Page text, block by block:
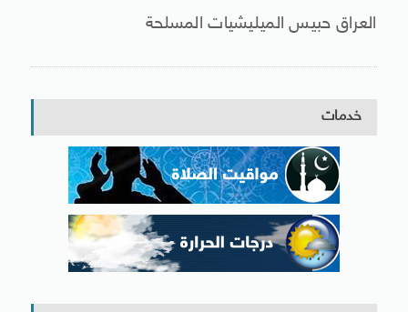
العراق حبيس الميليشيات المسلحة
خدمات